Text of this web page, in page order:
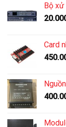
Bộ
Card